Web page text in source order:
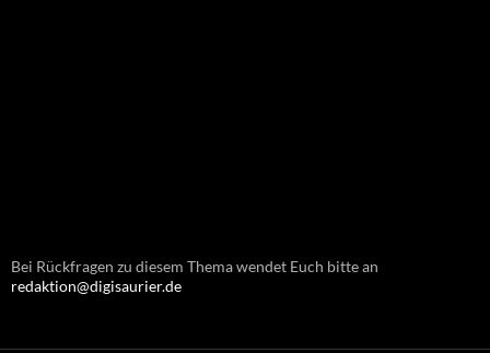
Bei Rückfragen zu diesem Thema wendet Euch bitte an
redaktion@digisaurier.de